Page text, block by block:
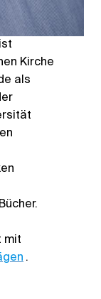
Kirche
als
Bücher.
mit
.